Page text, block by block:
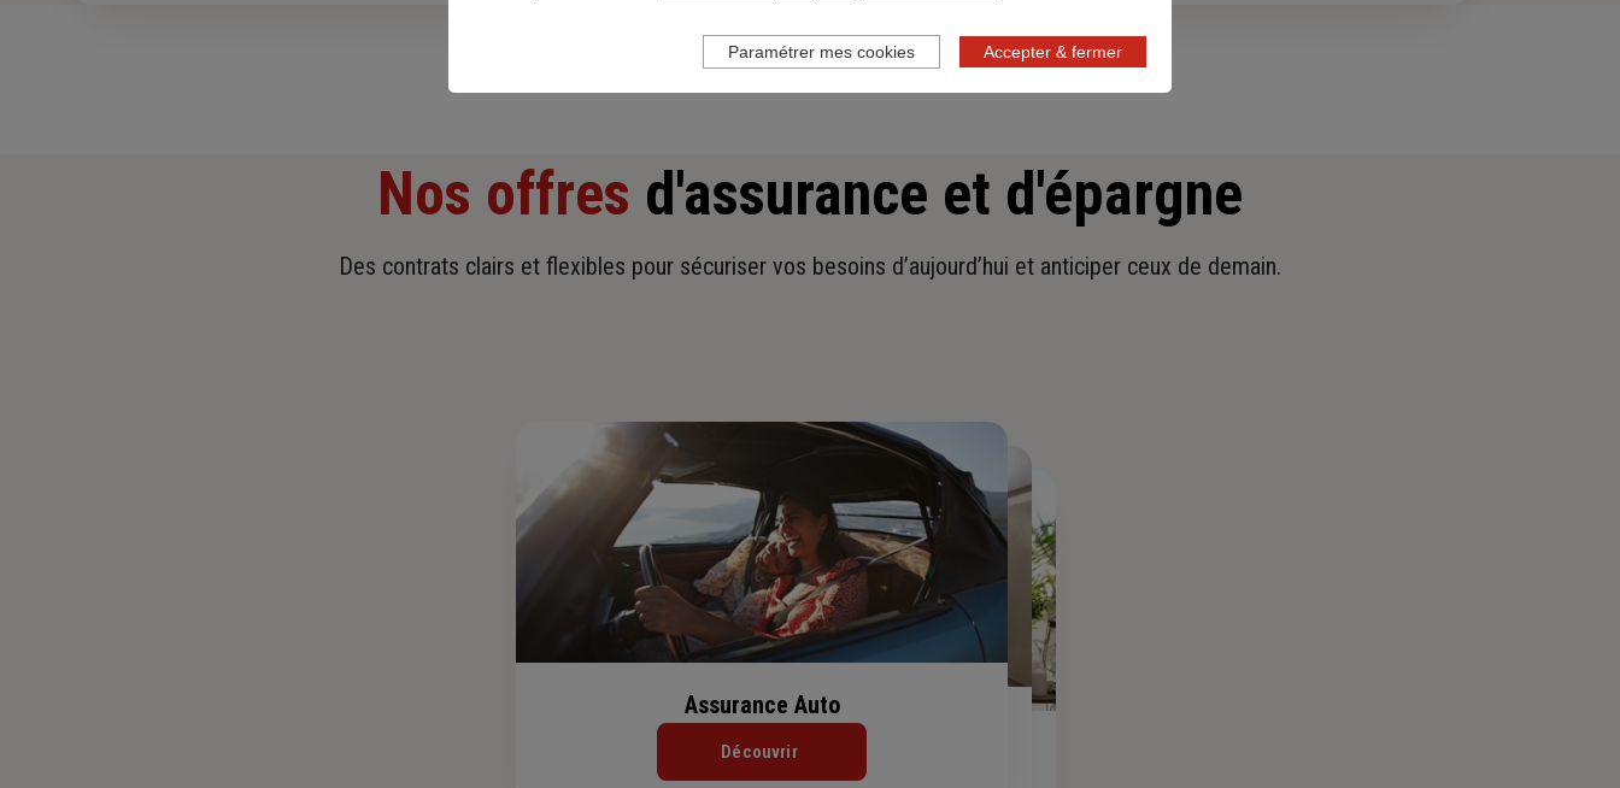
Nos offres d'assurance et d'épargne
Des contrats clairs et flexibles pour sécuriser vos besoins d’aujourd’hui et anticiper ceux de demain.
Assurance de prêt immobilier
Assurance Habitation
Découvrir
Assurance Auto
Découvrir
Accepter & fermer
Paramétrer mes cookies